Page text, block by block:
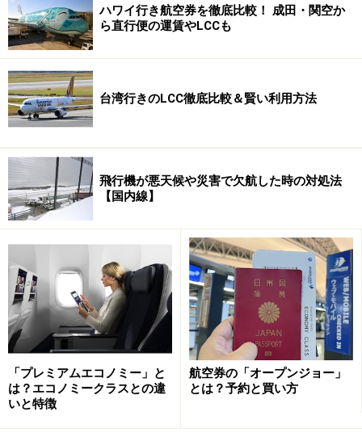
15.4インチのモニタースクリーンでiPodやiPhoneを再生
できます。またパソコン用のシート電源も完備するな
ど、機内でも退屈しません。
そして注目は機内エンターテインメントシステムです。
ビジネスクラスやファーストクラスでは15.4インチのモ
ニタースクリーン
によって、映画・テレビプログラム・ゲーム・子供向け
プログラム・オーディオなど、合計150時間以上に上る
様々なエンターテインメントをノイズキャンセリングヘ
ッドフォンで楽しむことができます。
また世界で初めて、 iPodやiPhoneを機内のエンターテイ
ンメンに接続可能になったことです。充電機能も搭載さ
れており、15.4インチのモニタースクリーンで持参した
音楽や映像データを再生することができます。更に各シ
ートにはシート電源（110V）も備え付けられている他、
USBポートを介してのデジカメなどの充電も可能です。
ハワイ行き航空券を徹底比較！ 成田・関空か
ら直行便の運賃やLCCも
台湾行きのLCC徹底比較＆賢い利用方法
飛行機が悪天候や災害で欠航した時の対処法
【国内線】
「プレミアムエコノミー」と
は？エコノミークラスとの違
いと特徴
航空券の「オープンジョー」
とは？予約と買い方